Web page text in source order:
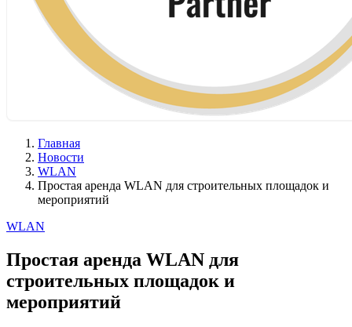
Главная
Новости
WLAN
Простая аренда WLAN для строительных площадок и
мероприятий
WLAN
Простая аренда WLAN для
строительных площадок и
мероприятий